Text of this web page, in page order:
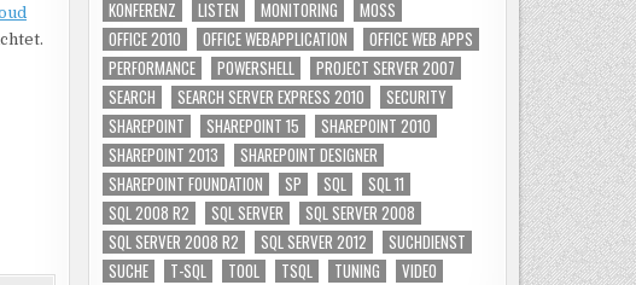
KONFERENZ
LISTEN MONITORING
MOSS
OFFICE 2010
OFFICE WEBAPPLICATION
OFFICE WEB APPS
PERFORMANCE
POWERSHELL
PROJECT SERVER 2007
SEARCH
SEARCH SERVER EXPRESS 2010
SECURITY
SHAREPOINT
SHAREPOINT 15
SHAREPOINT 2010
SHAREPOINT 2013
SHAREPOINT DESIGNER
SHAREPOINT FOUNDATION
SP SQL
SQL 11
SQL 2008 R2
SQL SERVER
SQL SERVER 2008
SQL SERVER 2008 R2
SQL SERVER 2012
SUCHDIENST
SUCHE
T-SQL TOOL TSQL TUNING
VIDEO